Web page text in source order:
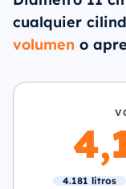
cualquier
volumen o
4.181 litros